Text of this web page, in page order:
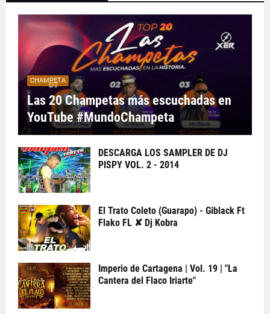
CHAMPETA
Las 20 Champetas más escuchadas en
YouTube #MundoChampeta
DESCARGA LOS SAMPLER DE DJ
PISPY VOL. 2 - 2014
El Trato Coleto (Guarapo) - Giblack Ft
Flako FL ✘ Dj Kobra
Imperio de Cartagena | Vol. 19 | "La
Cantera del Flaco Iriarte"